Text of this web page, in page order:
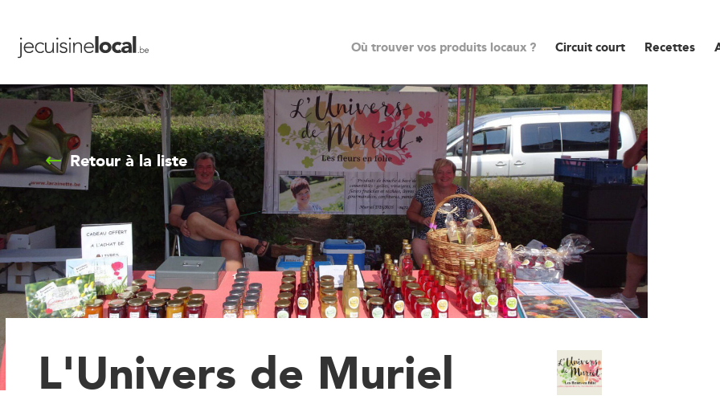
Où trouver vos produits locaux ? Circuit court Recettes
Retour à la liste
L'Univers de Muriel